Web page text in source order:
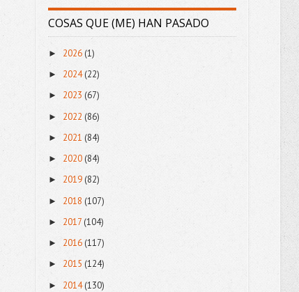
COSAS QUE (ME) HAN PASADO
► 2026 (1)
► 2024(22)
► 2023 (67)
► 2022 (86)
► 2021 (84)
► 2020(84)
► 2019(82)
► 2018 (107)
► 2017 (104)
► 2016(117)
► 2015 (124)
► 2014(130)